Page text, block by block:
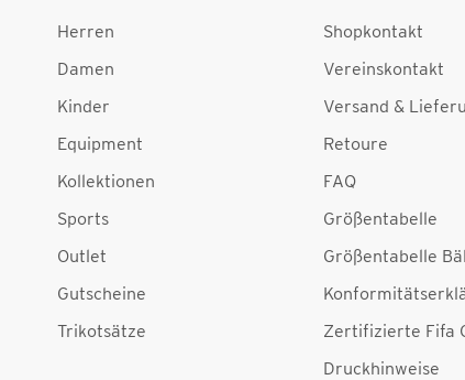
Herren
Damen
Kinder
Equipment
Kollektionen
Sports
Outlet
Gutscheine
Trikotsätze
Shopkontakt
Vereinskontakt
Versand &
Retoure
FAQ
Größentabelle
Größentabelle
Zertifizierte Fifa
Druckhinweise